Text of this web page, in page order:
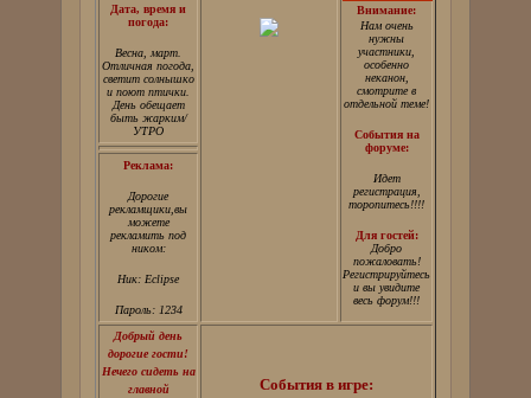
Дата, время и
погода:
Весна, март.
Отличная погода,
светит солнышко
и поют птички.
День обещает
быть жарким/
УТРО
Внимание:
Нам очень
нужны
участники,
особенно
неканон,
смотрите в
отдельной теме!
События на
форуме:
Идет
регистрация,
торопитесь!!!!
Для гостей:
Добро
пожаловать!
Регистрируйтесь
и вы увидите
весь форум!!!
Реклама:
Дорогие
рекламщики,вы
можете
рекламить под
ником:
Ник: Eclipse
Пароль: 1234
Добрый день
дорогие гости!
Нечего сидеть на
главной
События в игре: